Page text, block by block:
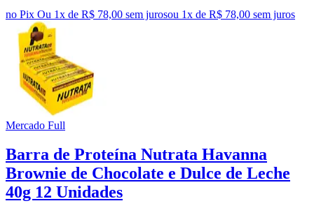
no Pix Ou 1x de R$ 78,00 sem jurosou 1x de R$ 78,00 sem juros
Mercado Full
Barra de Proteína Nutrata Havanna
Brownie de Chocolate e Dulce de Leche
40g 12 Unidades